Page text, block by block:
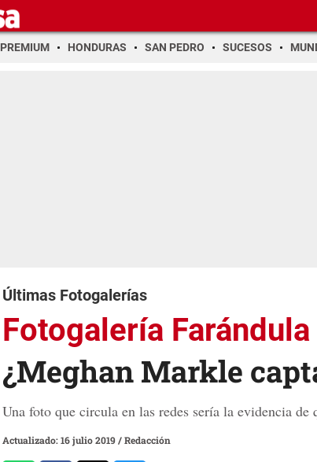
PREMIUM HONDURAS SAN PEDRO SUCESOS
Últimas Fotogalerías
Fotogalería Farándula
¿Meghan Markle
Una foto que circula en las redes sería la evidencia de
Actualizado: 16 julio 2019/Redacción